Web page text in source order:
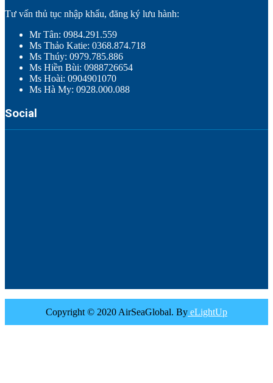
Tư vấn thủ tục nhập khẩu, đăng ký lưu hành:
Mr Tân: 0984.291.559
Ms Thảo Katie: 0368.874.718
Ms Thúy: 0979.785.886
Ms Hiền Bùi: 0988726654
Ms Hoài: 0904901070
Ms Hà My: 0928.000.088
Social
Copyright © 2020 AirSeaGlobal. By eLightUp